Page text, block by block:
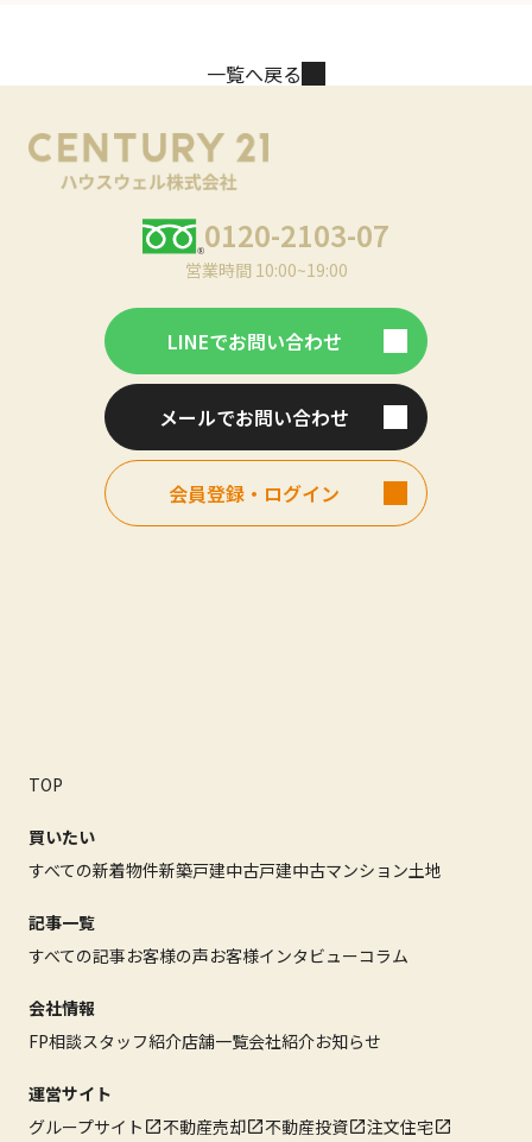
一覧へ戻る
0120-2103-07
営業時間 10:00~19:00
LINEでお問い合わせ
メールでお問い合わせ
会員登録・ログイン
TOP
買いたい
すべての新着物件新築戸建中古戸建中古マンション土地
記事一覧
すべての記事お客様の声お客様インタビューコラム
会社情報
FP相談スタッフ紹介店舗一覧会社紹介お知らせ
運営サイト
グループサイト
不動産売却 不動産投資
注文住宅